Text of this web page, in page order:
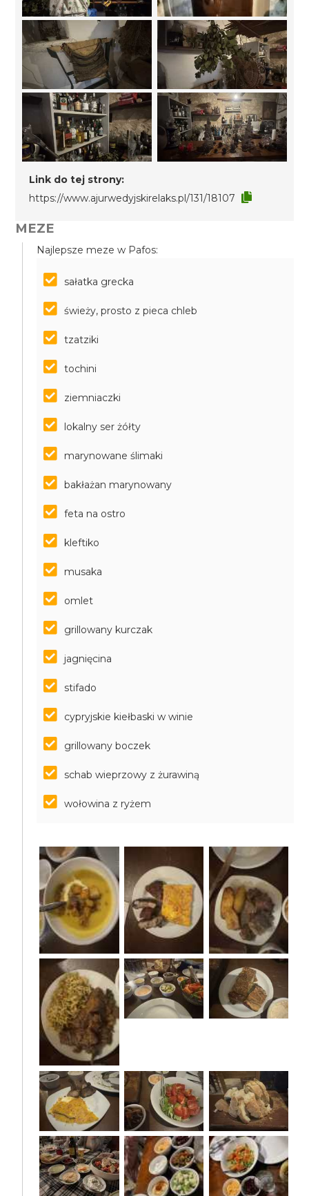
Link do tej strony:
https://www.ajurwedyjskirelaks.pl/131/18107
MEZE
Najlepsze meze w Pafos:
sałatka grecka
świeży, prosto z pieca chleb
tzatziki
tochini
ziemniaczki
lokalny ser żółty
marynowane ślimaki
bakłażan marynowany
feta na ostro
kleftiko
musaka
omlet
grillowany kurczak
jagnięcina
stifado
cypryjskie kiełbaski w winie
grillowany boczek
schab wieprzowy z żurawiną
wołowina z ryżem